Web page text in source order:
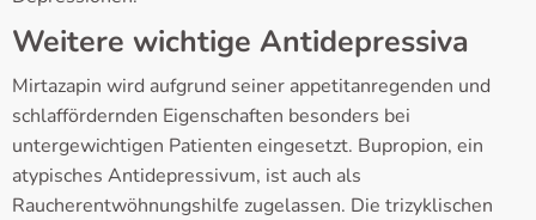
Weitere wichtige Antidepressiva
Mirtazapin wird aufgrund seiner appetitanregenden und
schlaffördernden Eigenschaften besonders bei
untergewichtigen Patienten eingesetzt. Bupropion, ein
atypisches Antidepressivum, ist auch als
Raucherentwöhnungshilfe zugelassen. Die trizyklischen